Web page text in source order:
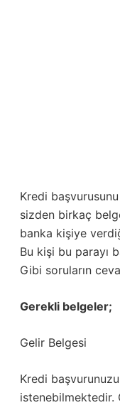
Kredi
sizden birkaç
banka kişiye
Bu kişi bu parayı
Gibi soruların
Gerekli belgeler;
Gelir Belgesi
Kredi
istenebilmektedir.